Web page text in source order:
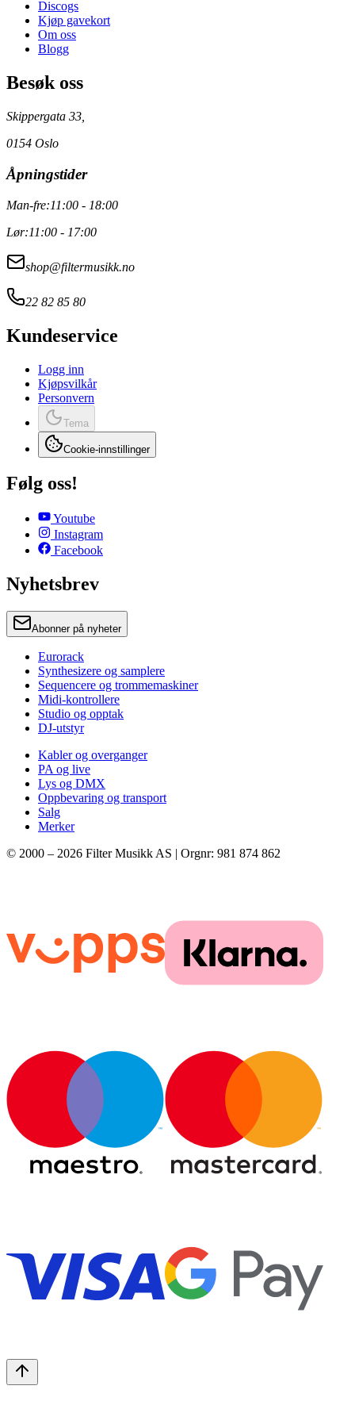
Discogs
Kjøp gavekort
Om oss
Blogg
Besøk oss
Skippergata 33,
0154 Oslo
Åpningstider
Man-fre:11:00 - 18:00
Lør:11:00 - 17:00
shop@filtermusikk.no
22 82 85 80
Kundeservice
Logg inn
Kjøpsvilkår
Personvern
Tema
Cookie-innstillinger
Følg oss!
Youtube
Instagram
Facebook
Nyhetsbrev
Abonner på nyheter
Eurorack
Synthesizere og samplere
Sequencere og trommemaskiner
Midi-kontrollere
Studio og opptak
DJ-utstyr
Kabler og overganger
PA og live
Lys og DMX
Oppbevaring og transport
Salg
Merker
© 2000 – 2026 Filter Musikk AS | Orgnr: 981 874 862